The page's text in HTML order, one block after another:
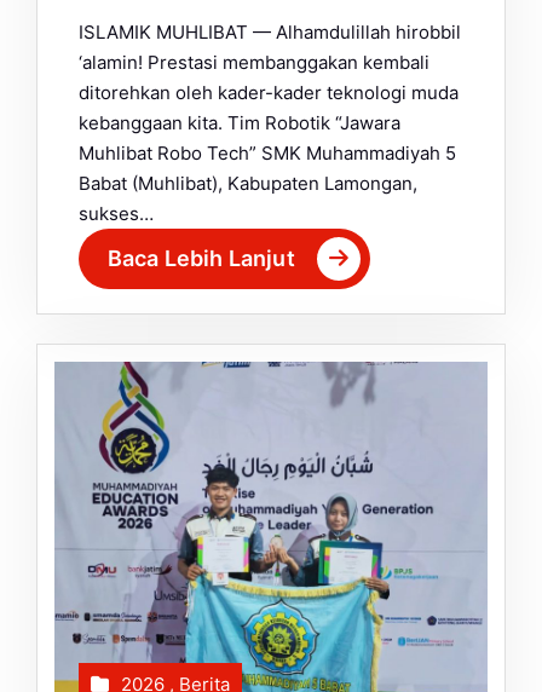
ISLAMIK MUHLIBAT — Alhamdulillah hirobbil
‘alamin! Prestasi membanggakan kembali
ditorehkan oleh kader-kader teknologi muda
kebanggaan kita. Tim Robotik “Jawara
Muhlibat Robo Tech” SMK Muhammadiyah 5
Babat (Muhlibat), Kabupaten Lamongan,
sukses…
Baca Lebih Lanjut
2026 , Berita